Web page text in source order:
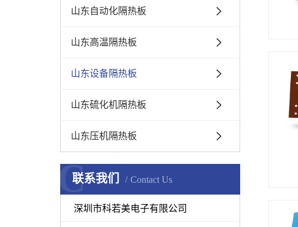
山东自动化隔热板
山东高温隔热板
山东设备隔热板
山东硫化机隔热板
山东压机隔热板
联系我们 Contact Us
C
深圳市科若美电子有限公司